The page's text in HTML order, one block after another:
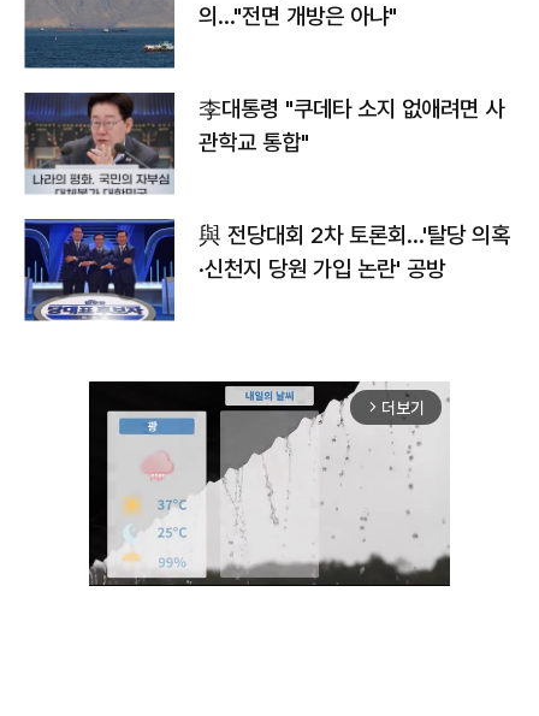
의…"전면 개방은 아냐"
李대통령 "쿠데타 소지 없애려면 사
관학교 통합"
與 전당대회 2차 토론회…'탈당 의혹
·신천지 당원 가입 논란' 공방
arrow_forward_ios 더보기